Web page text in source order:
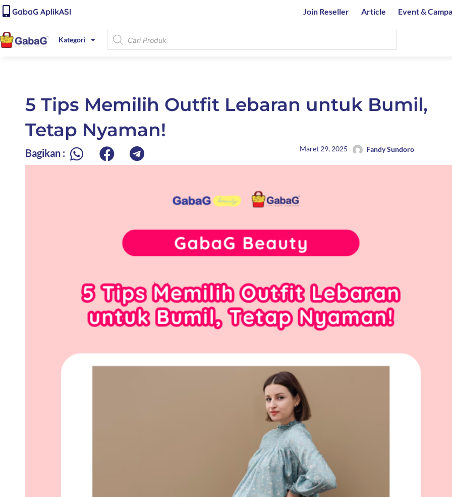
content
Lewati
ke
konten
GabaG AplikASI Join Reseller Article Event &
Kategori
Products
search
5 Tips Memilih Outfit Lebaran untuk Bumil,
Tetap Nyaman!
Bagikan : Maret 29, 2025 Fandy Sundoro